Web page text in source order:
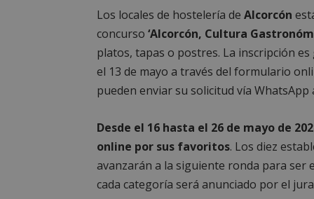
Los locales de hostelería de Alcorcón
concurso ‘Alcorcón, Cultura
platos, tapas o postres. La inscripción
el 13 de mayo a través del formulario
pueden enviar su solicitud vía
Desde el 16 hasta el 26 de mayo de
online por sus favoritos. Los diez
avanzarán a la siguiente ronda para ser
cada categoría será anunciado por el
Nombre
__gpi
_ga_MP6BJ9ENMQ
Nombre
iutk
Nombre
__Secure-
ROLLOUT_TOKEN
ttwid